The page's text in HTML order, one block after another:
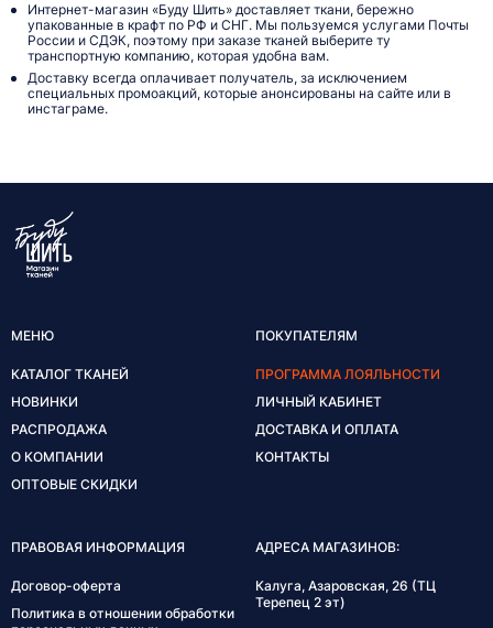
Интернет-магазин «Буду Шить» доставляет ткани, бережно
упакованные в крафт по РФ и СНГ. Мы пользуемся услугами Почты
России и СДЭК, поэтому при заказе тканей выберите ту
транспортную компанию, которая удобна вам.
Доставку всегда оплачивает получатель, за исключением
специальных промоакций, которые анонсированы на сайте или в
инстаграме.
МЕНЮ
КАТАЛОГ ТКАНЕЙ
НОВИНКИ
РАСПРОДАЖА
О КОМПАНИИ
ОПТОВЫЕ СКИДКИ
ПОКУПАТЕЛЯМ
ПРОГРАММА ЛОЯЛЬНОСТИ
ЛИЧНЫЙ КАБИНЕТ
ДОСТАВКА И ОПЛАТА
КОНТАКТЫ
ПРАВОВАЯ ИНФОРМАЦИЯ
Договор-оферта
Политика в отношении обработки
АДРЕСА МАГАЗИНОВ:
Калуга, Азаровская, 26 (ТЦ
Терепец 2 эт)